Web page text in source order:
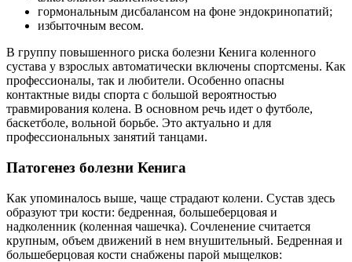
гормональным дисбалансом на фоне эндокринопатий;
избыточным весом.
В группу повышенного риска болезни Кенига коленного
сустава у взрослых автоматически включены спортсмены. Как
профессионалы, так и любители. Особенно опасны
контактные виды спорта с большой вероятностью
травмирования колена. В основном речь идет о футболе,
баскетболе, вольной борьбе. Это актуально и для
профессиональных занятий танцами.
Патогенез болезни Кенига
Как упоминалось выше, чаще страдают колени. Сустав здесь
образуют три кости: бедренная, большеберцовая и
надколенник (коленная чашечка). Сочленение считается
крупным, объем движений в нем внушительный. Бедренная и
большеберцовая кости снабжены парой мыщелков: